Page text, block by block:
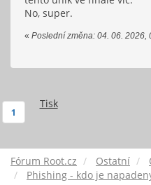
No, super.
« Poslední změna: 04. 06.
Tisk
1
Fórum Root.cz Ostatní
Phishing - kdo je